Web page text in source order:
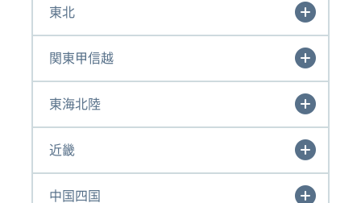
東北
関東甲信越
東海北陸
近畿
中国四国